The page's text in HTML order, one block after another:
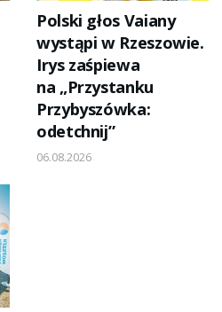
Polski głos Vaiany
wystąpi w Rzeszowie.
Irys zaśpiewa
na „Przystanku
Przybyszówka:
odetchnij”
06.08.2026